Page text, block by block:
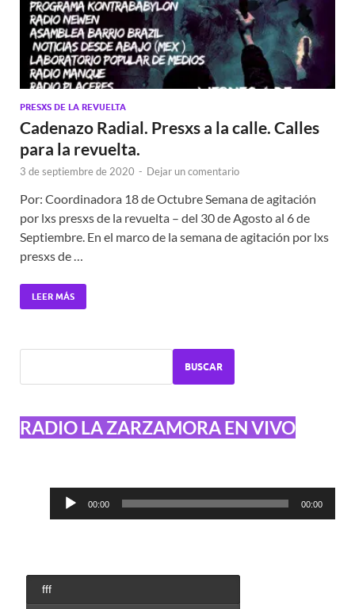
PRESXS DE LA REVUELTA
Cadenazo Radial. Presxs a la calle. Calles
para la revuelta.
3 de septiembre de 2020 - Dejar un comentario
Por: Coordinadora 18 de Octubre Semana de agitación
por lxs presxs de la revuelta – del 30 de Agosto al 6 de
Septiembre. En el marco de la semana de agitación por lxs
presxs de …
LEER MÁS
BUSCAR
RADIO LA ZARZAMORA EN VIVO
Reproductor
00:00 00:00